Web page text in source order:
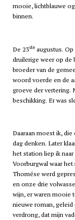
mooie, lichtblauwe
binnen.
De 23steaugustus. Op
druilerige weer op de
broeder van de
woord voerde en de
groeve der vertering.
beschikking. Er was
Daaraan moest ik,
dag denken. Later
het station liep ik
Voorburgwal waar
Thomése werd
en onze drie
wijn, er waren mooie
nieuwe roman, geleid
verdrong, dat mijn